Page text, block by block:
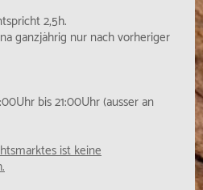
2,5h.
ganzjährig nur nach vorheriger
bis 21:00Uhr (ausser an
ist keine